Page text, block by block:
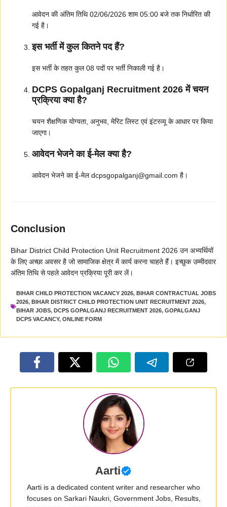
आवेदन की अंतिम तिथि 02/06/2026 शाम 05:00 बजे तक निर्धारित की
गई है।
इस भर्ती में कुल कितने पद हैं?
इस भर्ती के तहत कुल 08 पदों पर भर्ती निकाली गई है।
DCPS Gopalganj Recruitment 2026 में चयन
प्रक्रिया क्या है?
चयन शैक्षणिक योग्यता, अनुभव, मेरिट लिस्ट एवं इंटरव्यू के आधार पर किया
जाएगा।
आवेदन भेजने का ई-मेल क्या है?
आवेदन भेजने का ई-मेल dcpsgopalganj@gmail.com है।
Conclusion
Bihar District Child Protection Unit Recruitment 2026 उन अभ्यर्थियों
के लिए अच्छा अवसर है जो सामाजिक क्षेत्र में कार्य करना चाहते हैं। इच्छुक उम्मीदवार
अंतिम तिथि से पहले आवेदन प्रक्रिया पूरी कर लें।
BIHAR CHILD PROTECTION VACANCY 2026, BIHAR CONTRACTUAL JOBS
2026, BIHAR DISTRICT CHILD PROTECTION UNIT RECRUITMENT 2026,
BIHAR JOBS, DCPS GOPALGANJ RECRUITMENT 2026, GOPALGANJ
DCPS VACANCY, ONLINE FORM
Aarti
Aarti is a dedicated content writer and researcher who
focuses on Sarkari Naukri, Government Jobs, Results,